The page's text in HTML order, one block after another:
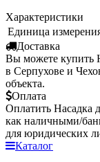
Характеристики
Единица
Доставка
Вы можете купить
в Серпухове и
объекта.
Оплата
Оплатить
как наличными/
для юридических
Каталог